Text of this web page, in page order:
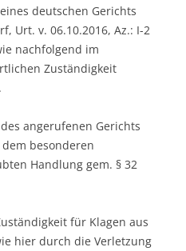
deutschen Gerichts
Urt. v. 06.10.2016, Az.: I-2
nachfolgend im
Zuständigkeit
angerufenen Gerichts
besonderen
Handlung gem. § 32
für Klagen aus
hier durch die Verletzung